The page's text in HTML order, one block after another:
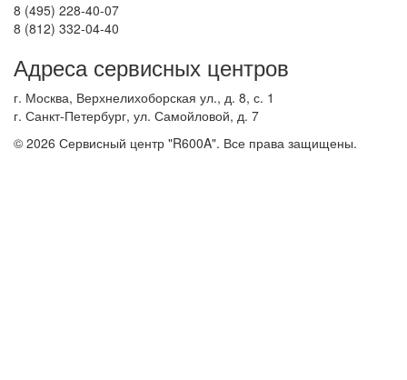
8 (495) 228-40-07
8 (812) 332-04-40
Адреса сервисных центров
г. Москва, Верхнелихоборская ул., д. 8, с. 1
г. Санкт-Петербург, ул. Самойловой, д. 7
© 2026 Сервисный центр "R600A". Все права защищены.